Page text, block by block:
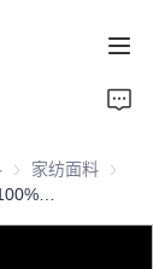
织品原材料
面料家纺面料 家纺面